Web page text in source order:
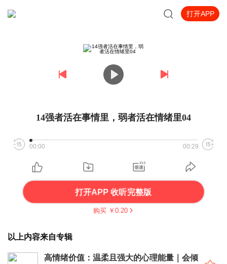
打开APP
14强者活在事情里，弱者活在情绪里04
00:00 00:29
打开APP 收听完整版
购买 ￥ 0.20
以上内容来自专辑
高情绪价值：温柔且强大的心理能量｜会倾